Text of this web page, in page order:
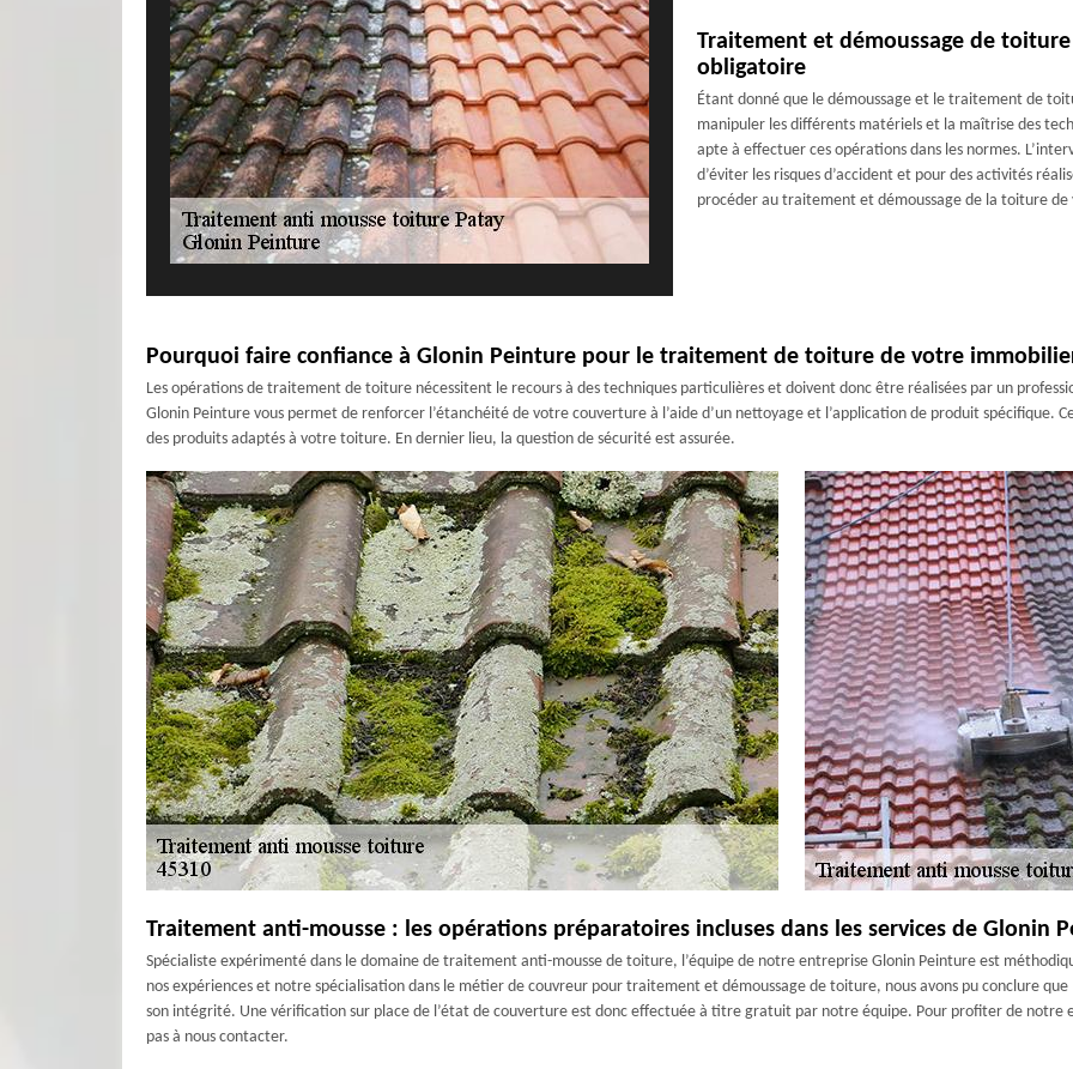
Traitement et démoussage de
obligatoire
Étant donné que le démoussage et le traitement de
manipuler les différents matériels et la maîtrise des
apte à effectuer ces opérations dans les normes.
d’éviter les risques d’accident et pour des activités
procéder au traitement et démoussage de la toiture de
Pourquoi faire confiance à Glonin Peinture pour le traitement de toiture de votre
Les opérations de traitement de toiture nécessitent le recours à des techniques particulières et doivent donc être réalisées par un
Glonin Peinture vous permet de renforcer l’étanchéité de votre couverture à l’aide d’un nettoyage et l’application de produit spécifique.
des produits adaptés à votre toiture. En dernier lieu, la question de sécurité est assurée.
Traitement anti-mousse : les opérations préparatoires incluses dans les services de Glonin
Spécialiste expérimenté dans le domaine de traitement anti-mousse de toiture, l’équipe de notre entreprise Glonin Peinture est
nos expériences et notre spécialisation dans le métier de couvreur pour traitement et démoussage de toiture, nous avons pu conclure
son intégrité. Une vérification sur place de l’état de couverture est donc effectuée à titre gratuit par notre équipe. Pour profiter de notre
pas à nous contacter.